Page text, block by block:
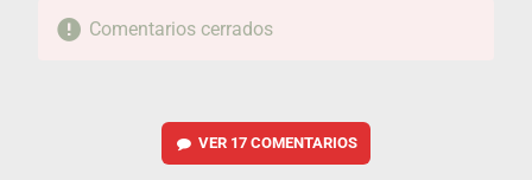
Comentarios cerrados
VER 17 COMENTARIOS